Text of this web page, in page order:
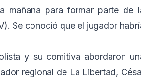
mañana para formar parte de
Se conoció que el jugador
y su comitiva abordaron
regional de La Libertad,